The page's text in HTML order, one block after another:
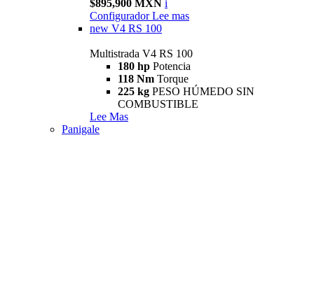
$895,900 MXN i
Configurador Lee mas
new V4 RS 100
Multistrada V4 RS 100
180 hp Potencia
118 Nm Torque
225 kg PESO HÚMEDO SIN
COMBUSTIBLE
Lee Mas
Panigale